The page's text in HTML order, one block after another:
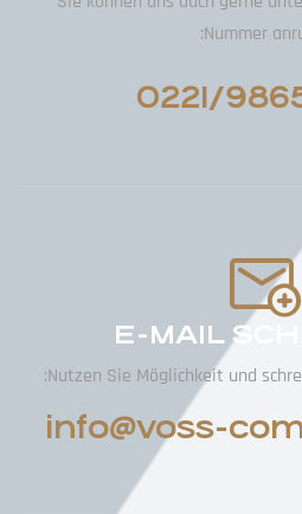
Nummer
0221/
E-MAIL
Nutzen Sie Möglichkeit und
info@voss-